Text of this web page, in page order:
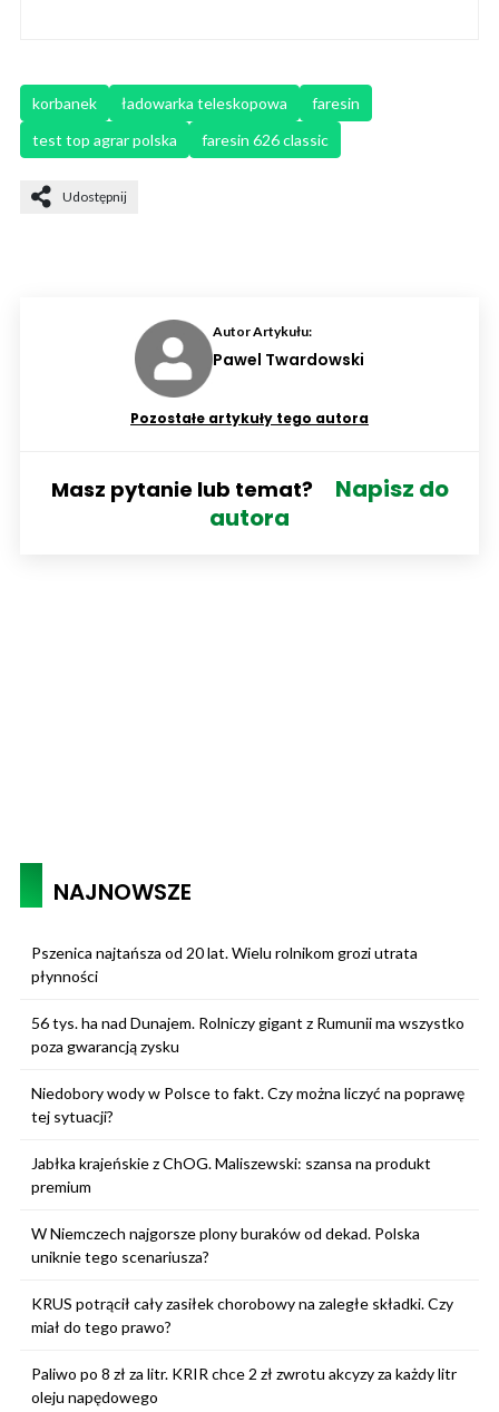
korbanek ładowarka teleskopowa
faresin
test top agrar polska
faresin 626 classic
Udostępnij
Autor Artykułu:
Pawel Twardowski
Pozostałe artykuły tego autora
Masz pytanie lub temat?
Napisz do
autora
NAJNOWSZE
Pszenica najtańsza od 20 lat. Wielu rolnikom grozi utrata
płynności
56 tys. ha nad Dunajem. Rolniczy gigant z Rumunii ma wszystko
poza gwarancją zysku
Niedobory wody w Polsce to fakt. Czy można liczyć na poprawę
tej sytuacji?
Jabłka krajeńskie z ChOG. Maliszewski: szansa na produkt
premium
W Niemczech najgorsze plony buraków od dekad. Polska
uniknie tego scenariusza?
KRUS potrącił cały zasiłek chorobowy na zaległe składki. Czy
miał do tego prawo?
Paliwo po 8 zł za litr. KRIR chce 2 zł zwrotu akcyzy za każdy litr
oleju napędowego